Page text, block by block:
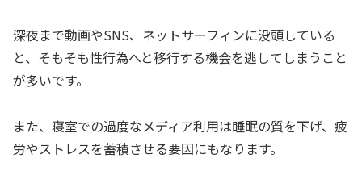
深夜まで動画やSNS、ネットサーフィンに没頭している
と、そもそも性行為へと移行する機会を逃してしまうこと
が多いです。
また、寝室での過度なメディア利用は睡眠の質を下げ、疲
労やストレスを蓄積させる要因にもなります。